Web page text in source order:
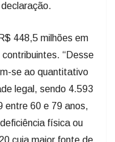
448,5 milhões em
“Desse
se ao quantitativo
legal, sendo 4.593
entre 60 e 79 anos,
física ou